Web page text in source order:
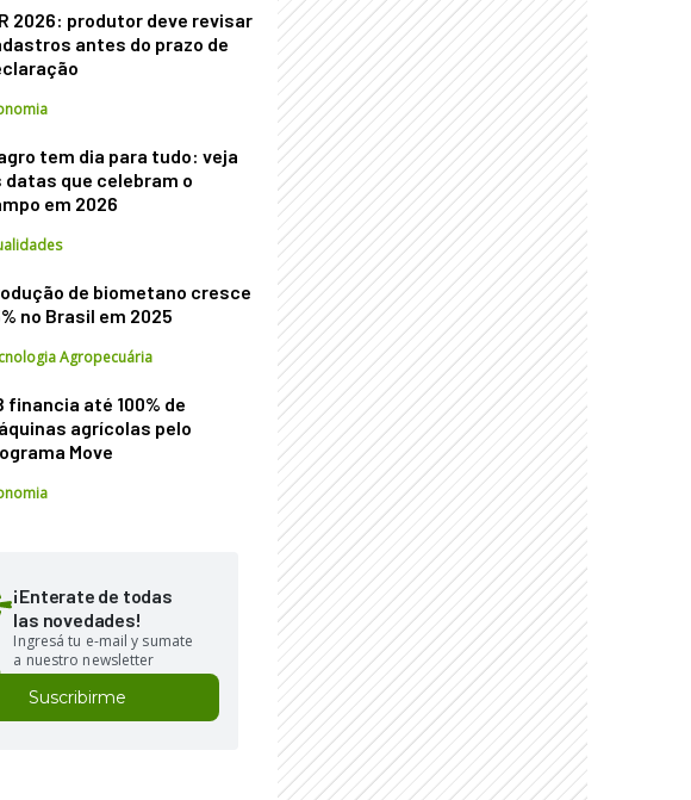
2026: produtor deve revisar
antes do prazo de
tem dia para tudo: veja
datas que celebram o
em 2026
de biometano cresce
no Brasil em 2025
Agropecuária
financia até 100% de
agrícolas pelo
Move
¡Enterate de todas
las novedades!
Ingresá tu e-mail y sumate
a nuestro newsletter
Suscribirme